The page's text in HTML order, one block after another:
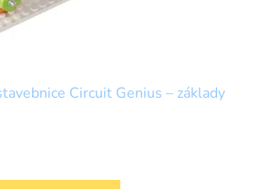
Circuit Genius – základy